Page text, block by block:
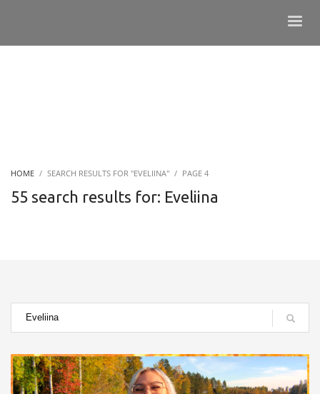
HOME SEARCH RESULTS FOR "EVELIINA" PAGE 4
55 search results for: Eveliina